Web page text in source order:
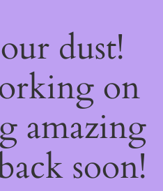
dust!
on
amazing
soon!